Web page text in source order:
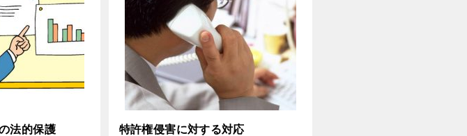
法的保護 特許権侵害に対する対応